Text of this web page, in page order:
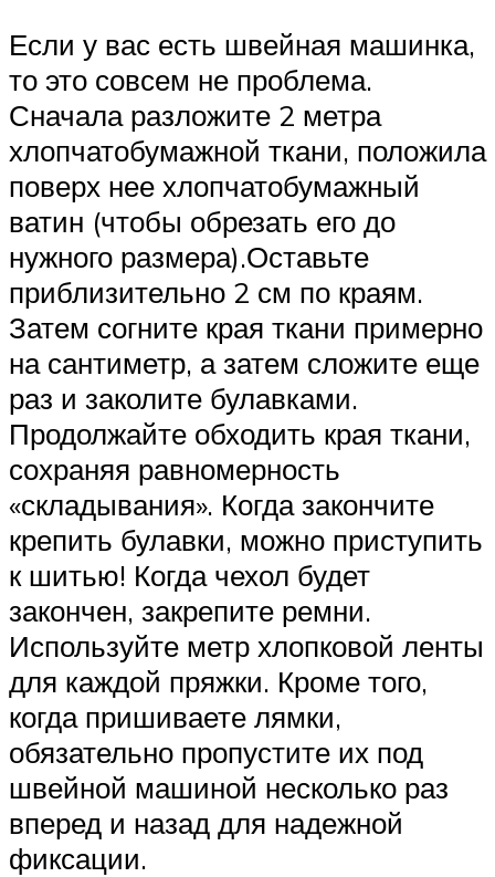
Если у вас есть швейная машинка,
то это совсем не проблема.
Сначала разложите 2 метра
хлопчатобумажной ткани, положила
поверх нее хлопчатобумажный
ватин (чтобы обрезать его до
нужного размера).Оставьте
приблизительно 2 см по краям.
Затем согните края ткани примерно
на сантиметр, а затем сложите еще
раз и заколите булавками.
Продолжайте обходить края ткани,
сохраняя равномерность
«складывания». Когда закончите
крепить булавки, можно приступить
к шитью! Когда чехол будет
закончен, закрепите ремни.
Используйте метр хлопковой ленты
для каждой пряжки. Кроме того,
когда пришиваете лямки,
обязательно пропустите их под
швейной машиной несколько раз
вперед и назад для надежной
фиксации.